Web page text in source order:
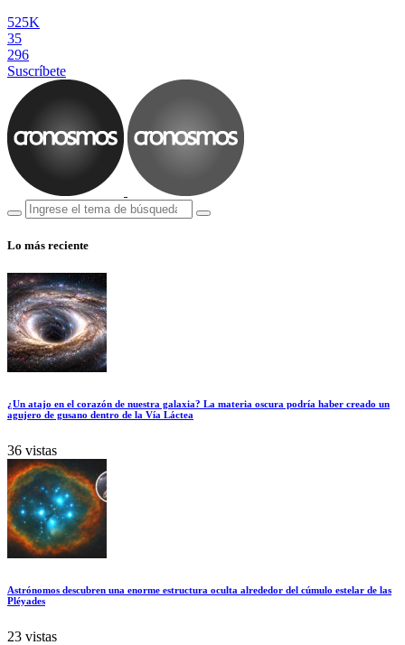
525K
35
296
Suscríbete
Lo más reciente
¿Un atajo en el corazón de nuestra galaxia? La materia oscura podría haber creado un
agujero de gusano dentro de la Vía Láctea
36 vistas
Astrónomos descubren una enorme estructura oculta alrededor del cúmulo estelar de las
Pléyades
23 vistas